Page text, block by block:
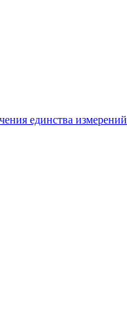
единства измерений